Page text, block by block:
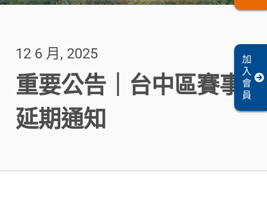
加
入
會
員
12 6 月, 2025
重要公告｜台中區賽事
延期通知